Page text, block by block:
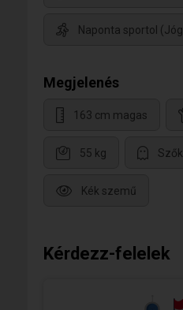
Naponta sportol
Megjelenés
163 cm magas
55 kg
Kék szemű
Kérdezz-felelek